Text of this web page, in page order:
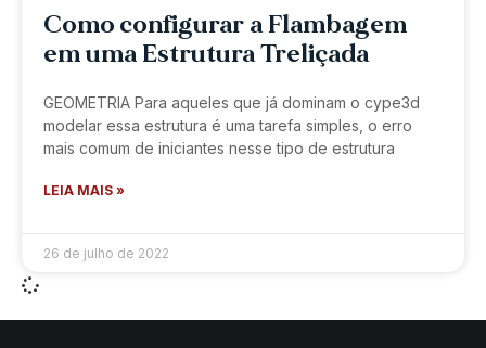
Como configurar a Flambagem
em uma Estrutura Treliçada
GEOMETRIA Para aqueles que já dominam o cype3d
modelar essa estrutura é uma tarefa simples, o erro
mais comum de iniciantes nesse tipo de estrutura
LEIA MAIS »
26 de julho de 2022